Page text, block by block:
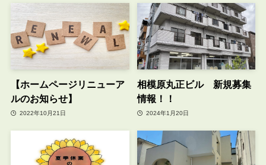
【ホームページリニューア
ルのお知らせ】
2022年10月21日
相模原丸正ビル 新規募集
情報！！
2024年1月20日